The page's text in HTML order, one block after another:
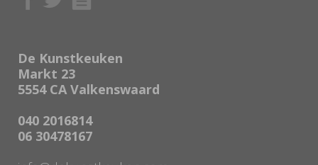
De Kunstkeuken
Markt 23
5554 CA Valkenswaard
040 2016814
06 30478167